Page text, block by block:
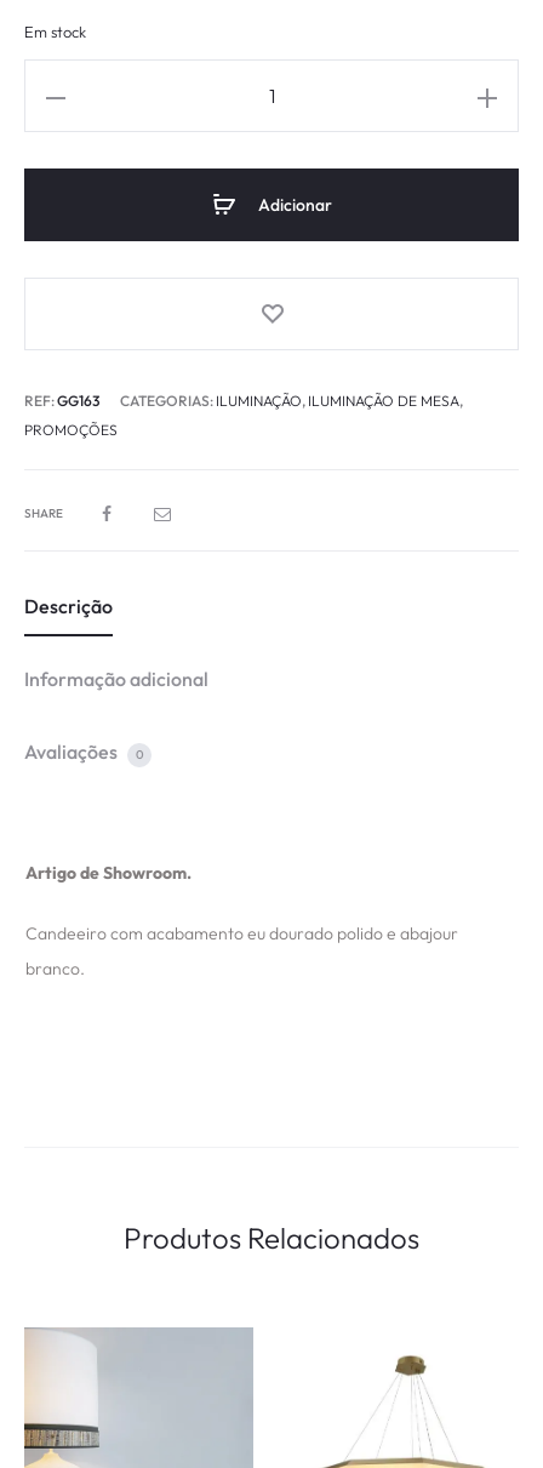
Em stock
Adicionar
REF:GG163 CATEGORIAS: ILUMINAÇÃO, ILUMINAÇÃO DE MESA,
PROMOÇÕES
SHARE
Descrição
Informação adicional
Avaliações 0
Artigo de Showroom.
Candeeiro com acabamento eu dourado polido e abajour
branco.
Produtos Relacionados